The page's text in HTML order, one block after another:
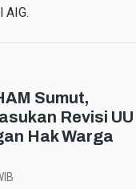
AIG.
Sumut,
Revisi UU
Hak Warga